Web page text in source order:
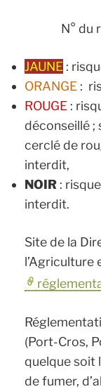
N° du
JAUNE :
ORANGE :
ROUGE :
déconseillé ;
cerclé de
interdit,
NOIR :
interdit.
Site de la
l’Agriculture
(Port-Cros,
quelque soit
de fumer,